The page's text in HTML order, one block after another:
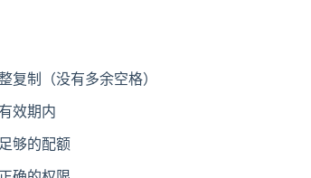
复制（没有多余空格）
效期内
够的配额